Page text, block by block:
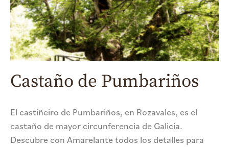
Castaño de Pumbariños
El castiñeiro de Pumbariños, en Rozavales, es el
castaño de mayor circunferencia de Galicia.
Descubre con Amarelante todos los detalles para